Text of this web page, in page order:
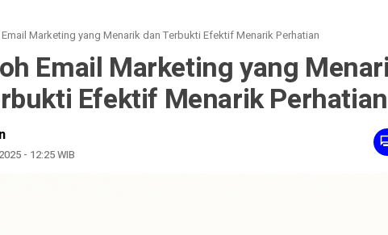
Marketing yang Menarik dan Terbukti Efektif Menarik Perhatian
Email Marketing yang
Efektif Menarik Perhatian
- 12:25 WIB